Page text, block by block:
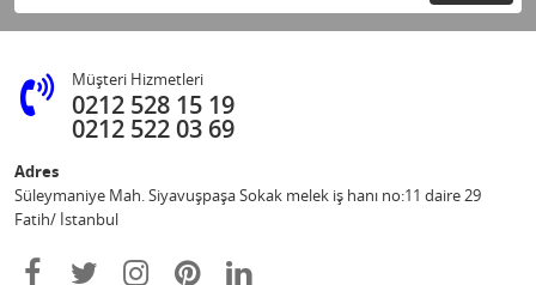
Müşteri Hizmetleri
0212 528 15 19
0212 522 03 69
Adres
Süleymaniye Mah. Siyavuşpaşa Sokak melek iş hanı no:11 daire 29
Fatih/ İstanbul